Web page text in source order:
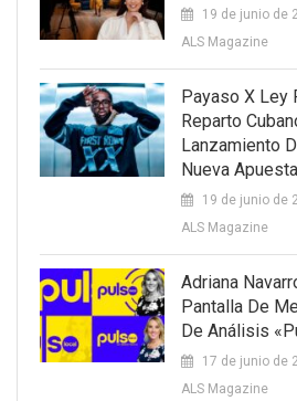
19 de junio de
ALS Magazine
Payaso X Ley
Reparto
Lanzamiento
Nueva
19 de junio de
ALS Magazine
Adriana
Pantalla De
De Análisis
17 de junio de
ALS Magazine